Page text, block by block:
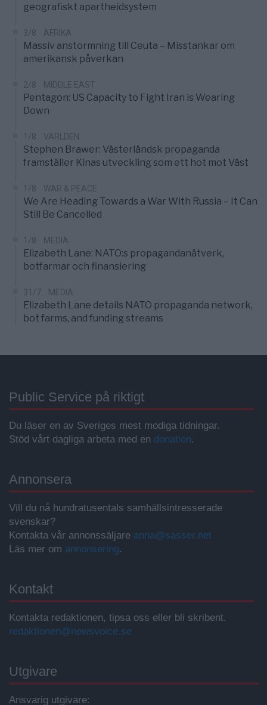
geografiskt apartheidsystem
3/8 AFRIKA
Massiv anstormning till Ceuta – Misstankar om
amerikansk påverkan
2/8 MIDDLE EAST
Pentagon: US Capacity to Fight Iran is Wearing
Down
1/8 VÄRLDEN
Stephen Brawer: Västerländsk propaganda
framställer Kinas utveckling som ett hot mot Väst
1/8 WAR & PEACE
We Are Heading Towards a War With Russia – It Can
Still Be Cancelled
1/8 MEDIA
Elizabeth Lane: NATO:s propagandanätverk,
botfarmar och finansiering
31/7 MEDIA
Elizabeth Lane details NATO propaganda network,
bot farms, and funding streams
Public Service på riktigt
Du läser en av Sveriges mest modiga tidningar.
Stöd vårt dagliga arbeta med en donation.
Annonsera
Vill du nå hundratusentals samhällsintresserade
svenskar?
Kontakta vår annonssäljare anna@sasser.net
Läs mer om annonsering.
Kontakt
Kontakta redaktionen, tipsa oss eller bli skribent.
redaktionen@newsvoice.se
Utgivare
Ansvarig utgivare: